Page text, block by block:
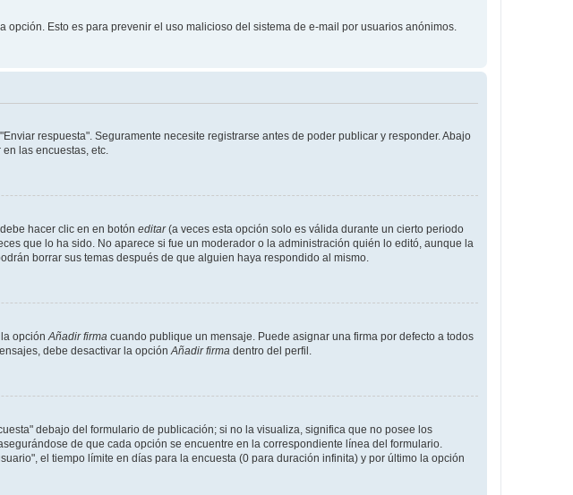
Esto es para prevenir el uso malicioso del sistema de e-mail por usuarios anónimos.
respuesta". Seguramente necesite registrarse antes de poder publicar y responder. Abajo
las encuestas, etc.
hacer clic en en botón editar(a veces esta opción solo es válida durante un cierto periodo
que lo ha sido. No aparece si fue un moderador o la administración quién lo editó, aunque la
borrar sus temas después de que alguien haya respondido al mismo.
la opciónAñadir firma cuando publique un mensaje. Puede asignar una firma por defecto a todos
debe desactivar la opciónAñadir firma dentro del perfil.
debajo del formulario de publicación; si no la visualiza, significa que no posee los
de que cada opción se encuentre en la correspondiente línea del formulario.
el tiempo límite en días para la encuesta (0 para duración infinita) y por último la opción